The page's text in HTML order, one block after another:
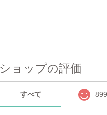
ショップの評価
すべて 899